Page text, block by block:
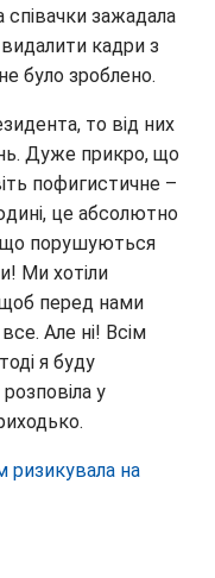
співачки зажадала
кадри з
було зроблено.
то від них
Дуже прикро, що
пофигистичне –
це абсолютно
що порушуються
Ми хотіли
перед нами
Але ні! Всім
я буду
у
ризикувала на